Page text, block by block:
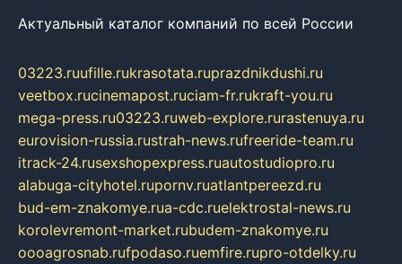
Актуальный каталог компаний по всей России
03223.ruufille.rukrasotata.ruprazdnikdushi.ru
veetbox.rucinemapost.ruciam-fr.rukraft-you.ru
mega-press.ru03223.ruweb-explore.rurastenuya.ru
eurovision-russia.rustrah-news.rufreeride-team.ru
itrack-24.rusexshopexpress.ruautostudiopro.ru
alabuga-cityhotel.rupornv.ruatlantpereezd.ru
bud-em-znakomye.rua-cdc.ruelektrostal-news.ru
korolevremont-market.rubudem-znakomye.ru
oooagrosnab.rufpodaso.ruemfire.rupro-otdelky.ru